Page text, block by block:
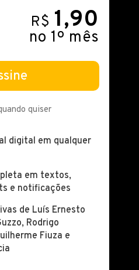
R$ 1,90
no 1º mês
quiser
digital em qualquer
em textos,
e notificações
de Luís Ernesto
Rodrigo
Fiuza e